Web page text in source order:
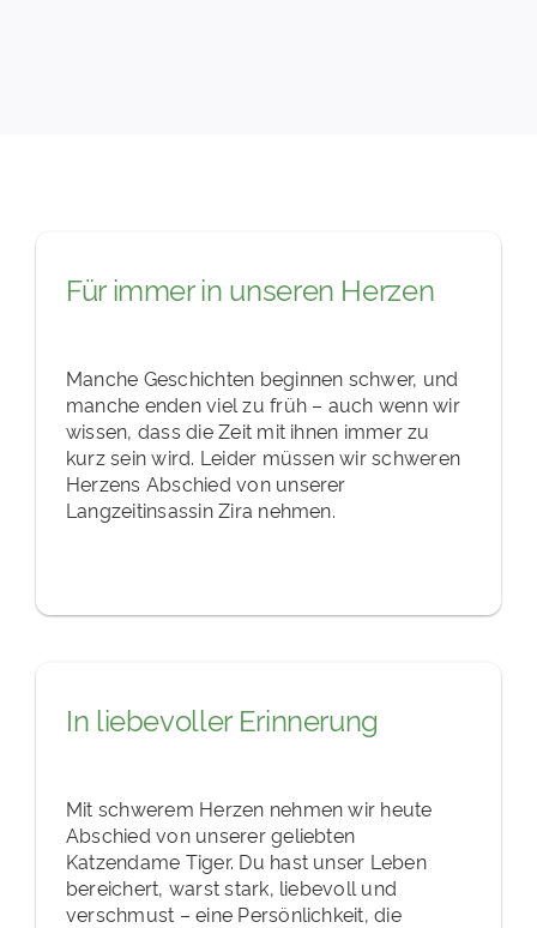
Für immer in unseren Herzen
Manche Geschichten beginnen schwer, und
manche enden viel zu früh – auch wenn wir
wissen, dass die Zeit mit ihnen immer zu
kurz sein wird. Leider müssen wir schweren
Herzens Abschied von unserer
Langzeitinsassin Zira nehmen.
In liebevoller Erinnerung
Mit schwerem Herzen nehmen wir heute
Abschied von unserer geliebten
Katzendame Tiger. Du hast unser Leben
bereichert, warst stark, liebevoll und
verschmust – eine Persönlichkeit, die